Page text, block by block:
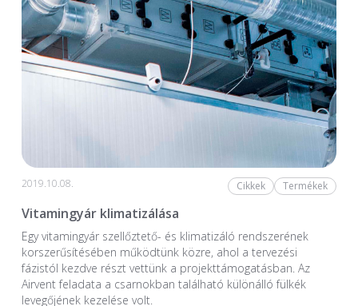
2019.10.08. Cikkek Termékek
Vitamingyár klimatizálása
Egy vitamingyár szellőztető- és klimatizáló rendszerének
korszerűsítésében működtünk közre, ahol a tervezési
fázistól kezdve részt vettünk a projekttámogatásban. Az
Airvent feladata a csarnokban található különálló fülkék
levegőjének kezelése volt.